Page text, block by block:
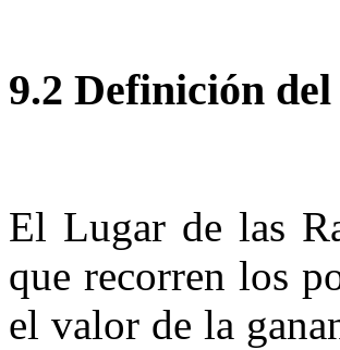
9.2 Definición
El Lugar de las
que recorren los
el valor de la